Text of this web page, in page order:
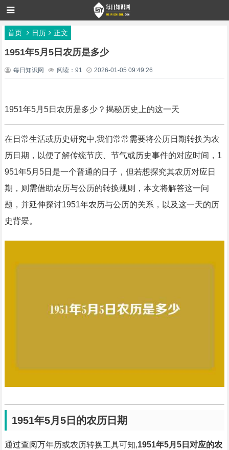
首页 日历 正文
1951年5月5日农历是多少
每日知识网 阅读：91 2026-01-05 09:49:26
1951年5月5日农历是多少？揭秘历史上的这一天
在日常生活或历史研究中,我们常常需要将公历日期转换为农
历日期，以便了解传统节庆、节气或历史事件的对应时间，1
951年5月5日是一个普通的日子，但若想探究其农历对应日
期，则需借助农历与公历的转换规则，本文将解答这一问
题，并延伸探讨1951年农历与公历的关系，以及这一天的历
史背景。
1951年5月5日的农历日期
通过查阅万年历或农历转换工具可知,1951年5月5日对应的农